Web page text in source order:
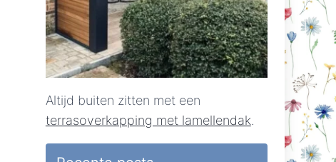
Altijd buiten zitten met een
terrasoverkapping met lamellendak.